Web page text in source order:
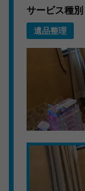
お片付
約60㎡ ～ 80
などを丁寧に
を敷いてから
嬉しい
「重いものば
た。対応も迅
岐阜県内の不
まで。無料見
サービス種別
遺品整理